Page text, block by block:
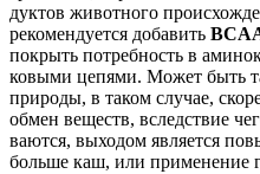
дук­тов жи­вот­но­го
рекомендуется добавить
покрыть потребность в
ко­вы­ми цепями. Может быть
природы, в таком случае,
обмен веществ, вследствие
ва­ют­ся, выходом является
больше каш, или при­ме­не­ние